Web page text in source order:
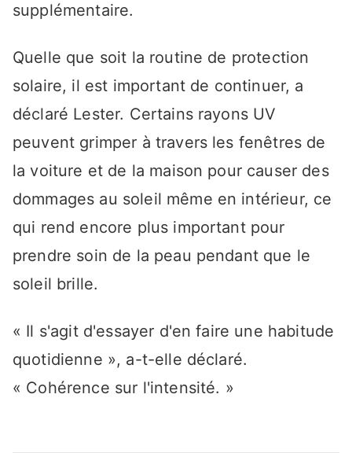
supplémentaire.
Quelle que soit la routine de protection
solaire, il est important de continuer, a
déclaré Lester. Certains rayons UV
peuvent grimper à travers les fenêtres de
la voiture et de la maison pour causer des
dommages au soleil même en intérieur, ce
qui rend encore plus important pour
prendre soin de la peau pendant que le
soleil brille.
« Il s'agit d'essayer d'en faire une habitude
quotidienne », a-t-elle déclaré.
« Cohérence sur l'intensité. »